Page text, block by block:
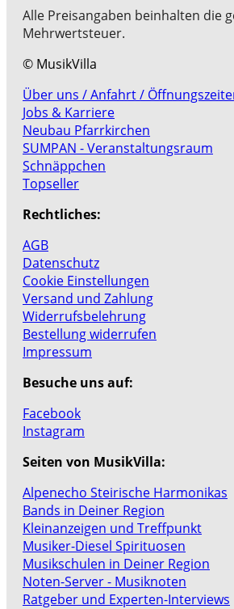
Alle Preisangaben beinhalten die
Mehrwertsteuer.
© MusikVilla
Über uns / Anfahrt /
Jobs & Karriere
Neubau Pfarrkirchen
SUMPAN - Veranstaltungsraum
Schnäppchen
Topseller
Rechtliches:
AGB
Datenschutz
Cookie Einstellungen
Versand und Zahlung
Widerrufsbelehrung
Bestellung widerrufen
Impressum
Besuche uns auf:
Facebook
Instagram
Seiten von MusikVilla:
Alpenecho Steirische Harmonikas
Bands in Deiner Region
Kleinanzeigen und Treffpunkt
Musiker-Diesel Spirituosen
Musikschulen in Deiner Region
Noten-Server - Musiknoten
Ratgeber und Experten-Interviews